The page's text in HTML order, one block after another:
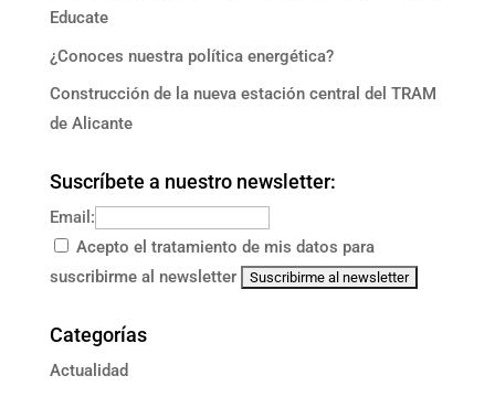
Educate
¿Conoces nuestra política energética?
Construcción de la nueva estación central del TRAM
de Alicante
Suscríbete a nuestro newsletter:
Email:
Acepto el tratamiento de mis datos para
suscribirme al newsletter
Categorías
Actualidad